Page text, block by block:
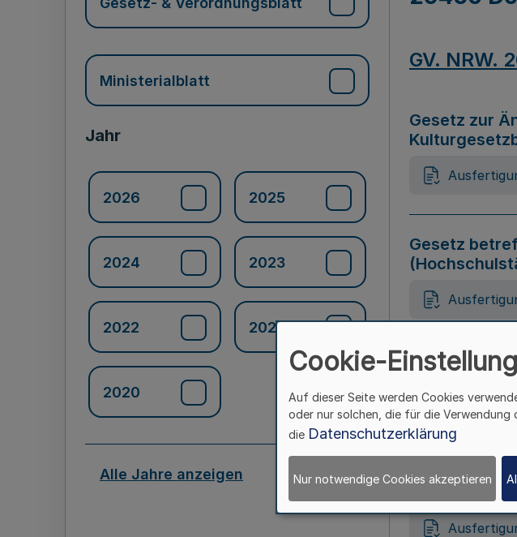
Ministerialblatt
Jahr
2026 2025
2024 2023
2022 2021
2020
Alle Jahre anzeigen
GV. NRW.
Gesetz zur
Gesetz
Gesetz zur
Gesetz zur
Cookie-
Auf dieser Seite werden Cookies
oder nur solchen, die für die
die Datenschutzerklärung
Nur notwendige Cookies akzeptieren